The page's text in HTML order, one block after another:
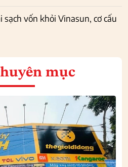
vốn khỏi Vinasun, cơ cấu
mục